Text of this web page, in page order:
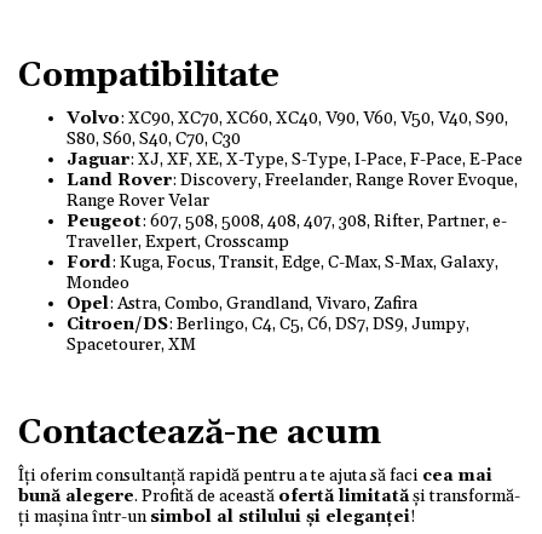
Compatibilitate
Volvo: XC90, XC70, XC60, XC40, V90, V60, V50, V40, S90,
S80, S60, S40, C70, C30
Jaguar: XJ, XF, XE, X-Type, S-Type, I-Pace, F-Pace, E-Pace
Land Rover: Discovery, Freelander, Range Rover Evoque,
Range Rover Velar
Peugeot: 607, 508, 5008, 408, 407, 308, Rifter, Partner, e-
Traveller, Expert, Crosscamp
Ford: Kuga, Focus, Transit, Edge, C-Max, S-Max, Galaxy,
Mondeo
Opel: Astra, Combo, Grandland, Vivaro, Zafira
Citroen/DS: Berlingo, C4, C5, C6, DS7, DS9, Jumpy,
Spacetourer, XM
Contactează-ne acum
Îți oferim consultanță rapidă pentru a te ajuta să faci cea mai
bună alegere. Profită de această ofertă limitatăși transformă-
ți mașina într-unsimbol al stilului și eleganței!